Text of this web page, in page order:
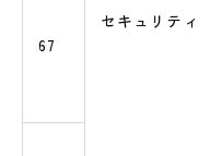
セキュリティ
67